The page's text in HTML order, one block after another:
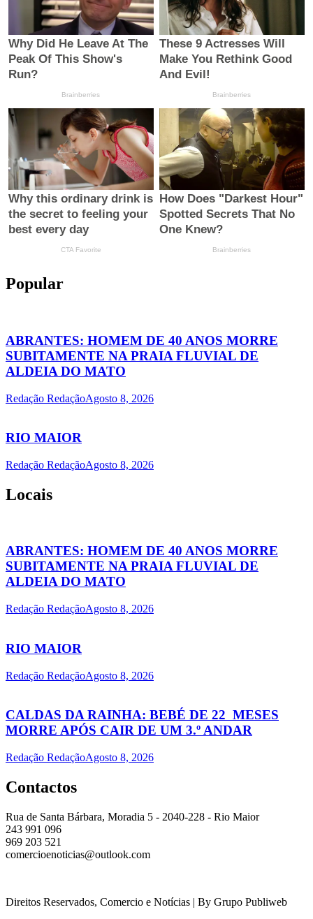
Popular
ABRANTES: HOMEM DE 40 ANOS MORRE
SUBITAMENTE NA PRAIA FLUVIAL DE
ALDEIA DO MATO
Redação RedaçãoAgosto 8, 2026
RIO MAIOR
Redação RedaçãoAgosto 8, 2026
Locais
ABRANTES: HOMEM DE 40 ANOS MORRE
SUBITAMENTE NA PRAIA FLUVIAL DE
ALDEIA DO MATO
Redação RedaçãoAgosto 8, 2026
RIO MAIOR
Redação RedaçãoAgosto 8, 2026
CALDAS DA RAINHA: BEBÉ DE 22 MESES
MORRE APÓS CAIR DE UM 3.º ANDAR
Redação RedaçãoAgosto 8, 2026
Contactos
Rua de Santa Bárbara, Moradia 5 - 2040-228 - Rio Maior
243 991 096
969 203 521
comercioenoticias@outlook.com
Direitos Reservados, Comercio e Notícias | By Grupo Publiweb